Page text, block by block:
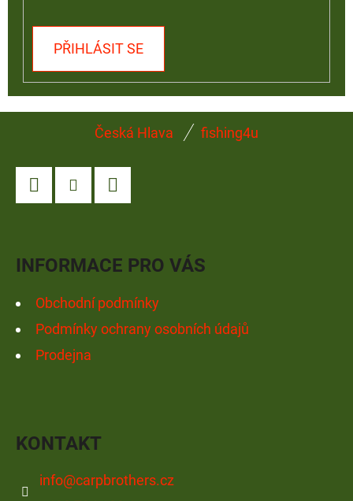
PŘIHLÁSIT SE
Česká Hlava fishing4u
INFORMACE PRO VÁS
Obchodní podmínky
Podmínky ochrany osobních údajů
Prodejna
KONTAKT
info@carpbrothers.cz